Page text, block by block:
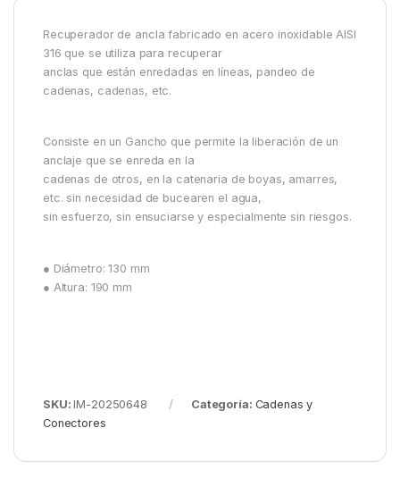
Recuperador de ancla fabricado en acero inoxidable AISI
316 que se utiliza para recuperar
anclas que están enredadas en líneas, pandeo de
cadenas, cadenas, etc.
Consiste en un Gancho que permite la liberación de un
anclaje que se enreda en la
cadenas de otros, en la catenaria de boyas, amarres,
etc. sin necesidad de bucearen el agua,
sin esfuerzo, sin ensuciarse y especialmente sin riesgos.
● Diámetro: 130 mm
● Altura: 190 mm
SKU:IM-20250648 Categoría: Cadenas y
Conectores